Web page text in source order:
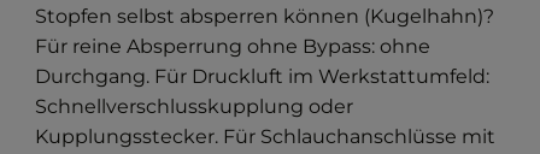
Stopfen selbst absperren können (Kugelhahn)?
Für reine Absperrung ohne Bypass: ohne
Durchgang. Für Druckluft im Werkstattumfeld:
Schnellverschlusskupplung oder
Kupplungsstecker. Für Schlauchanschlüsse mit